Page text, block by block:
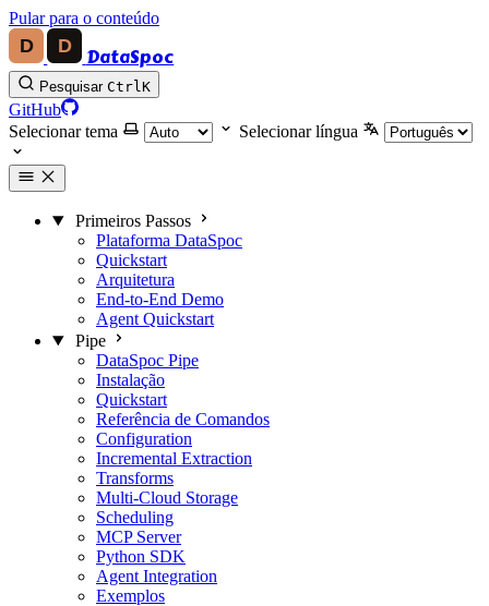
Pular para o conteúdo
DataSpoc
Pesquisar CtrlK
GitHub
Selecionar tema
Selecionar língua
Primeiros Passos
Plataforma DataSpoc
Quickstart
Arquitetura
End-to-End Demo
Agent Quickstart
Pipe
DataSpoc Pipe
Instalação
Quickstart
Referência de Comandos
Configuration
Incremental Extraction
Transforms
Multi-Cloud Storage
Scheduling
MCP Server
Python SDK
Agent Integration
Exemplos